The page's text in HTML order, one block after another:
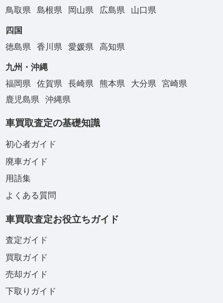
鳥取県
島根県 岡山県 広島県 山口県
四国
徳島県
香川県 愛媛県 高知県
九州・沖縄
福岡県
佐賀県 長崎県 熊本県 大分県
宮崎県
鹿児島県
沖縄県
車買取査定の基礎知識
初心者ガイド
廃車ガイド
用語集
よくある質問
車買取査定お役立ちガイド
査定ガイド
買取ガイド
売却ガイド
下取りガイド